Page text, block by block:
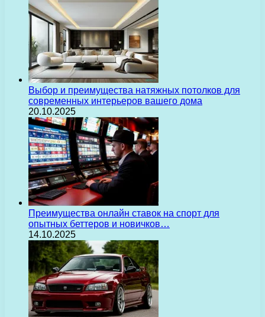
Выбор и преимущества натяжных потолков для
современных интерьеров вашего дома
20.10.2025
Преимущества онлайн ставок на спорт для
опытных беттеров и новичков…
14.10.2025